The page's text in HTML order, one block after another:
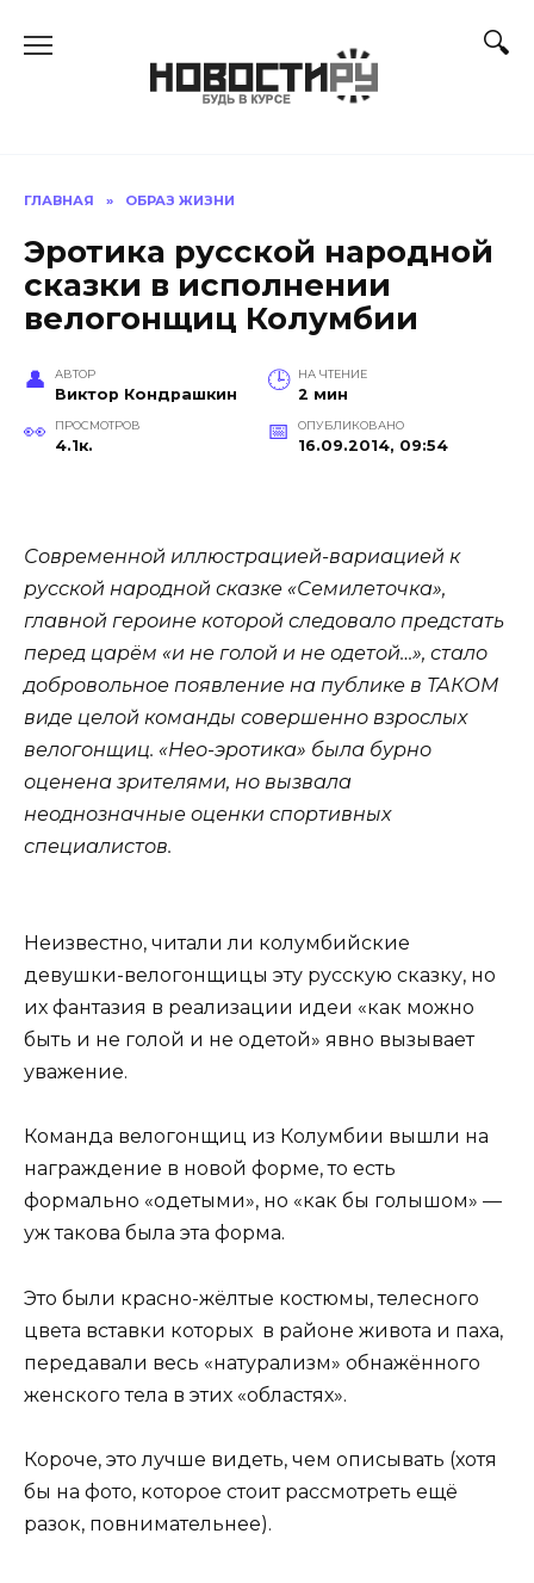
ГЛАВНАЯ » ОБРАЗ ЖИЗНИ
Эротика русской народной
сказки в исполнении
велогонщиц Колумбии
АВТОР
Виктор Кондрашкин
НА ЧТЕНИЕ
2 мин
ПРОСМОТРОВ
4.1к.
ОПУБЛИКОВАНО
16.09.2014, 09:54
Современной иллюстрацией-вариацией к
русской народной сказке «Семилеточка»,
главной героине которой следовало предстать
перед царём «и не голой и не одетой…», стало
добровольное появление на публике в ТАКОМ
виде целой команды совершенно взрослых
велогонщиц. «Нео-эротика» была бурно
оценена зрителями, но вызвала
неоднозначные оценки спортивных
специалистов.
Неизвестно, читали ли колумбийские
девушки-велогонщицы эту русскую сказку, но
их фантазия в реализации идеи «как можно
быть и не голой и не одетой» явно вызывает
уважение.
Команда велогонщиц из Колумбии вышли на
награждение в новой форме, то есть
формально «одетыми», но «как бы голышом» —
уж такова была эта форма.
Это были красно-жёлтые костюмы, телесного
цвета вставки которых в районе живота и паха,
передавали весь «натурализм» обнажённого
женского тела в этих «областях».
Короче, это лучше видеть, чем описывать (хотя
бы на фото, которое стоит рассмотреть ещё
разок, повнимательнее).